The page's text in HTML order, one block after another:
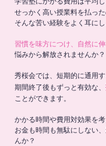
せっかく高い授業料を払っ
そんな苦い経験をよく耳にし
習慣を味方につけ、自然に
悩みから解放されませんか？
秀桜会では、短期的に通用す
期間終了後もずっと有効な、
ことができます。
かかる時間や費用対効果を
お金も時間も無駄にしない
んか？